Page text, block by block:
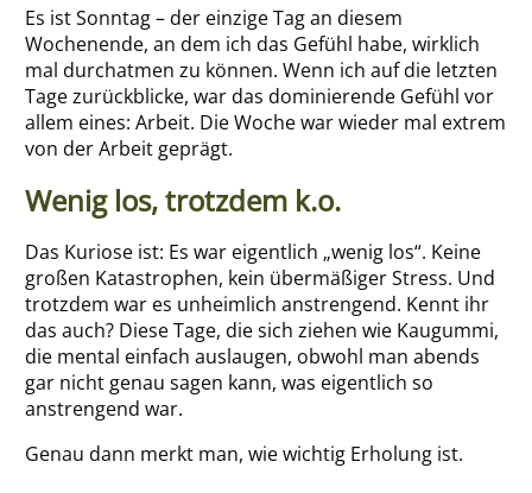
Über mich
Es ist Sonntag – der einzige Tag an diesem
Wochenende, an dem ich das Gefühl habe, wirklich
mal durchatmen zu können. Wenn ich auf die letzten
Tage zurückblicke, war das dominierende Gefühl vor
allem eines: Arbeit. Die Woche war wieder mal extrem
von der Arbeit geprägt.
Wenig los, trotzdem k.o.
Das Kuriose ist: Es war eigentlich „wenig los“. Keine
großen Katastrophen, kein übermäßiger Stress. Und
trotzdem war es unheimlich anstrengend. Kennt ihr
das auch? Diese Tage, die sich ziehen wie Kaugummi,
die mental einfach auslaugen, obwohl man abends
gar nicht genau sagen kann, was eigentlich so
anstrengend war.
Genau dann merkt man, wie wichtig Erholung ist.